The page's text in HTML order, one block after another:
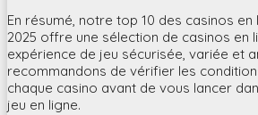
En résumé, notre top 10 des casinos
2025 offre une sélection de casinos en
expérience de jeu sécurisée, variée et
recommandons de vérifier les
chaque casino avant de vous lancer
jeu en ligne.